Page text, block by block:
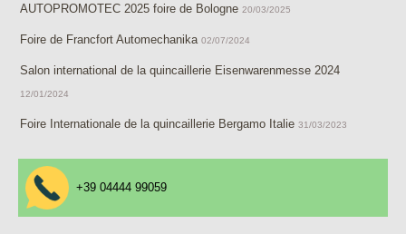
AUTOPROMOTEC 2025 foire de Bologne 20/03/2025
Foire de Francfort Automechanika 02/07/2024
Salon international de la quincaillerie Eisenwarenmesse 2024
12/01/2024
Foire Internationale de la quincaillerie Bergamo Italie 31/03/2023
+39 04444 99059